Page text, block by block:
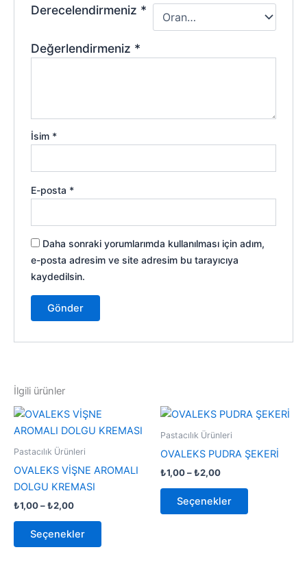
Derecelendirmeniz *
Değerlendirmeniz *
İsim *
E-posta *
Daha sonraki yorumlarımda kullanılması için adım,
e-posta adresim ve site adresim bu tarayıcıya
kaydedilsin.
İlgili ürünler
Pastacılık Ürünleri
OVALEKS VİŞNE AROMALI
DOLGU KREMASI
₺1,00–₺2,00
Fiyat
aralığı:
₺1,00
₺2,00
Seçenekler
Bu
ürünün
sayfasından
Pastacılık Ürünleri
OVALEKS PUDRA ŞEKERİ
₺1,00–₺2,00
Fiyat
₺1,00
₺2,00
Seçenekler
Bu
fazla
Seçenekler